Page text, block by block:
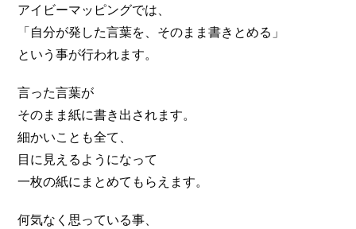
アイビーマッピングでは、
「自分が発した言葉を、そのまま書きとめる」
という事が行われます。
言った言葉が
そのまま紙に書き出されます。
細かいことも全て、
目に見えるようになって
一枚の紙にまとめてもらえます。
何気なく思っている事、